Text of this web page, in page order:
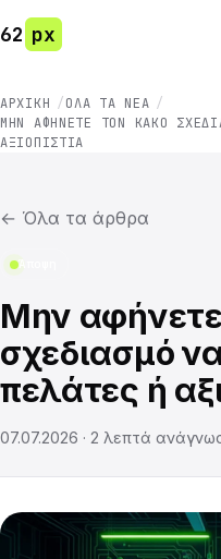
62 px
ΑΡΧΙΚΉ
ΌΛΑ ΤΑ ΝΈΑ
ΜΗΝ ΑΦΉΝΕΤΕ ΤΟΝ ΚΑΚΌ
ΞΙΟΠΙΣΤΊΑ
← Όλα τα άρθρα
Άποψη
Μην
σχεδιασμό
πελάτες ή
07.07.2026 · 2 λεπτά